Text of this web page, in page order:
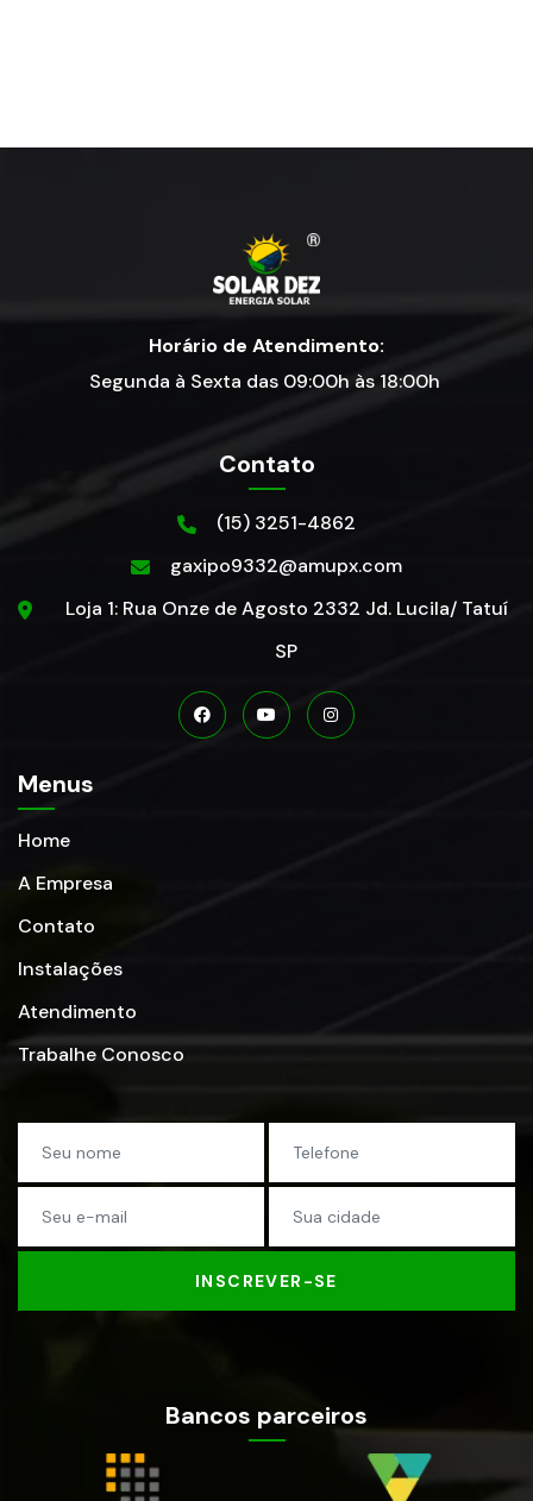
Horário de Atendimento:
Segunda à Sexta das 09:00h às 18:00h
Contato
(15) 3251-4862
gaxipo9332@amupx.com
Loja 1: Rua Onze de Agosto 2332 Jd. Lucila/ Tatuí
SP
Menus
Home
A Empresa
Contato
Instalações
Atendimento
Trabalhe Conosco
INSCREVER-SE
Bancos parceiros